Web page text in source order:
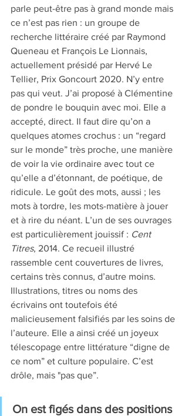
parle peut-être pas à grand monde mais
ce n’est pas rien : un groupe de
recherche littéraire créé par Raymond
Queneau et François Le Lionnais,
actuellement présidé par Hervé Le
Tellier, Prix Goncourt 2020. N’y entre
pas qui veut. J’ai proposé à Clémentine
de pondre le bouquin avec moi. Elle a
accepté, direct. Il faut dire qu’on a
quelques atomes crochus : un “regard
sur le monde” très proche, une manière
de voir la vie ordinaire avec tout ce
qu’elle a d’étonnant, de poétique, de
ridicule. Le goût des mots, aussi ; les
mots à tordre, les mots-matière à jouer
et à rire du néant. L’un de ses ouvrages
est particulièrement jouissif : Cent
Titres, 2014. Ce recueil illustré
rassemble cent couvertures de livres,
certains très connus, d’autre moins.
Illustrations, titres ou noms des
écrivains ont toutefois été
malicieusement falsifiés par les soins de
l’auteure. Elle a ainsi créé un joyeux
télescopage entre littérature “digne de
ce nom” et culture populaire. C’est
drôle, mais "pas que”.
On est figés dans des positions